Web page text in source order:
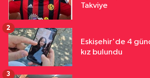
Takviye
Eskişehir'de 4
kız bulundu
2
3